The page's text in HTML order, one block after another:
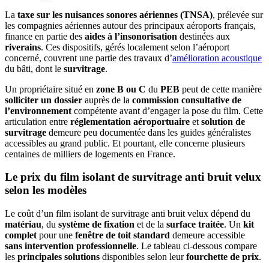
La taxe sur les nuisances sonores aériennes (TNSA), prélevée sur
les compagnies aériennes autour des principaux aéroports français,
finance en partie des aides à l’insonorisation destinées aux
riverains. Ces dispositifs, gérés localement selon l’aéroport
concerné, couvrent une partie des travaux d’amélioration acoustique
du bâti, dont le survitrage.
Un propriétaire situé en zone B ou C du PEB peut de cette manière
solliciter un dossier auprès de la commission consultative de
l’environnement compétente avant d’engager la pose du film. Cette
articulation entre réglementation aéroportuaire et solution de
survitrage demeure peu documentée dans les guides généralistes
accessibles au grand public. Et pourtant, elle concerne plusieurs
centaines de milliers de logements en France.
Le prix du film isolant de survitrage anti bruit velux
selon les modèles
Le coût d’un film isolant de survitrage anti bruit velux dépend du
matériau, du système de fixation et de la surface traitée. Un kit
complet pour une fenêtre de toit standard demeure accessible
sans intervention professionnelle. Le tableau ci-dessous compare
les principales solutions disponibles selon leurfourchette de prix.